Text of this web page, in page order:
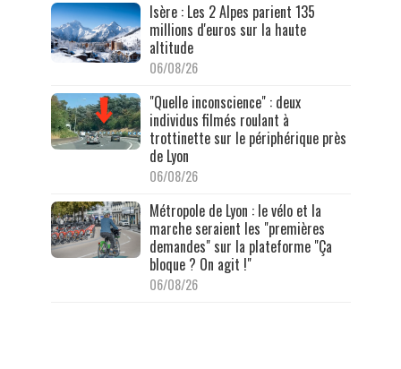
Isère : Les 2 Alpes parient 135
millions d'euros sur la haute
altitude
06/08/26
"Quelle inconscience" : deux
individus filmés roulant à
trottinette sur le périphérique près
de Lyon
06/08/26
Métropole de Lyon : le vélo et la
marche seraient les "premières
demandes" sur la plateforme "Ça
bloque ? On agit !"
06/08/26